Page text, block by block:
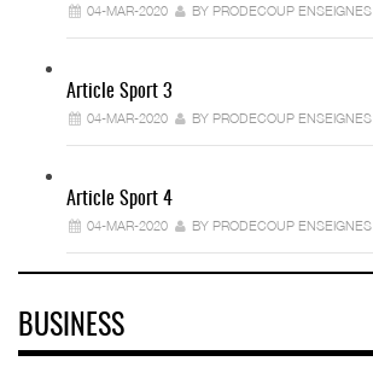
04-MAR-2020 BY PRODECOUP ENSEIGNES
Article Sport 3
04-MAR-2020 BY PRODECOUP ENSEIGNES
Article Sport 4
04-MAR-2020 BY PRODECOUP ENSEIGNES
BUSINESS